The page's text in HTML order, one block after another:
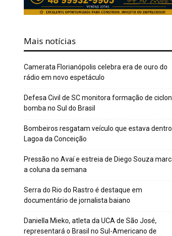
Mais notícias
Camerata Florianópolis celebra era de ouro do
rádio em novo espetáculo
Defesa Civil de SC monitora formação de
bomba no Sul do Brasil
Bombeiros resgatam veículo que estava
Lagoa da Conceição
Pressão no Avaí e estreia de Diego Souza
a coluna da semana
Serra do Rio do Rastro é destaque em
documentário de jornalista baiano
Daniella Mieko, atleta da UCA de São José,
representará o Brasil no Sul-Americano de